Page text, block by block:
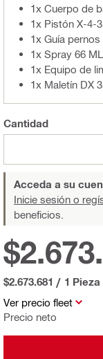
1x Cuerpo de
1x Pistón X-4-
1x Guía
1x Spray 66 ML
1x Equipo de
1x Maletín DX
Cantidad
Acceda a su
Inicie sesión o
beneficios.
Ver precio fleet
Precio neto
$2.673.681 / 1 Pieza